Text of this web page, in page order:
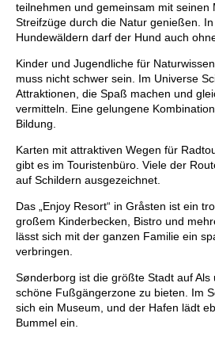
teilnehmen und gemeinsam mit seinen
Streifzüge durch die Natur genießen.
Hundewäldern darf der Hund auch
Kinder und Jugendliche für
muss nicht schwer sein. Im Universe
Attraktionen, die Spaß machen und
vermitteln. Eine gelungene
Bildung.
Karten mit attraktiven Wegen für
gibt es im Touristenbüro. Viele der
auf Schildern ausgezeichnet.
Das „Enjoy Resort“ in Gråsten ist ein
großem Kinderbecken, Bistro und
lässt sich mit der ganzen Familie ein
verbringen.
Sønderborg ist die größte Stadt auf Als
schöne Fußgängerzone zu bieten. Im
sich ein Museum, und der Hafen lädt
Bummel ein.